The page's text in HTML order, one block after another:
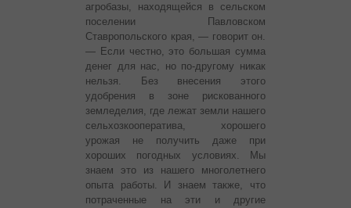
агробазы, находящейся в сельском
поселении Павловском
Ставропольского края, — говорит он.
— Если честно, это большая сумма
денег для нас, но по-другому никак
нельзя. Без внесения этого
удобрения в зоне рискованного
земледелия, где лежат земли нашего
сельхозкооператива, хорошего
урожая не получить даже при
хороших погодных условиях. Мы
знаем это из нашего многолетнего
опыта работы. И знаем также, что
потраченные на эти и другие